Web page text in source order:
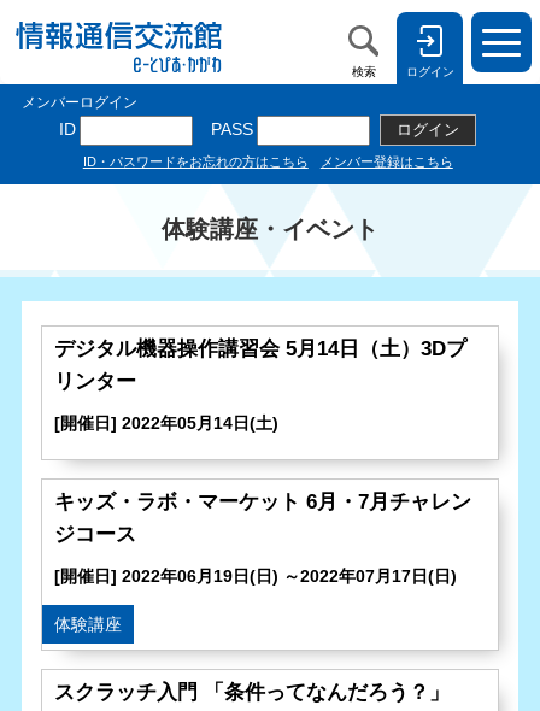
検索 ログイン
体験講座・イベント
デジタル機器操作講習会 5月14日（土）3Dプ
リンター
[開催日] 2022年05月14日(土)
キッズ・ラボ・マーケット 6月・7月チャレン
ジコース
[開催日] 2022年06月19日(日) ～2022年07月17日(日)
体験講座
スクラッチ入門 「条件ってなんだろう？」